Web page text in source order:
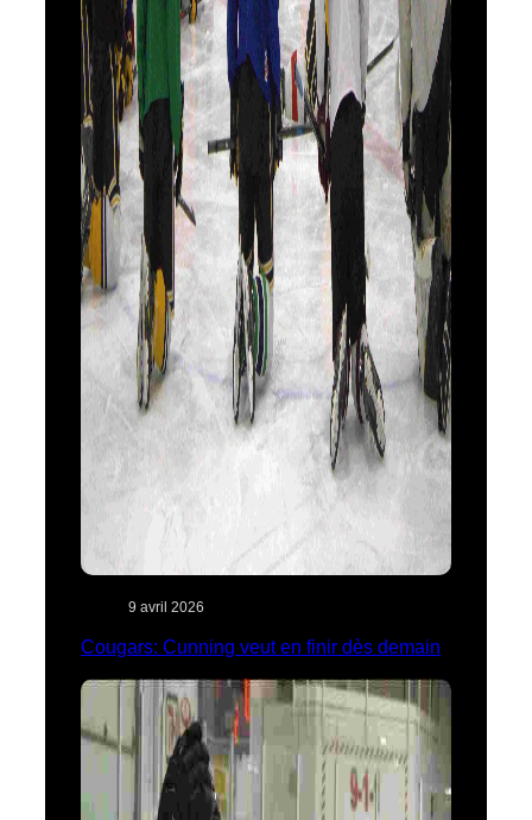
9 avril 2026
Cougars: Cunning veut en finir dès demain